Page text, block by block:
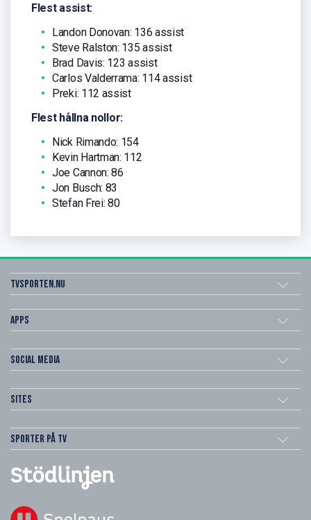
Flest assist:
Landon Donovan: 136 assist
Steve Ralston: 135 assist
Brad Davis: 123 assist
Carlos Valderrama: 114 assist
Preki: 112 assist
Flest hållna nollor:
Nick Rimando: 154
Kevin Hartman: 112
Joe Cannon: 86
Jon Busch: 83
Stefan Frei: 80
Tvsporten.nu
Apps
Social Media
Sites
Sporter på TV